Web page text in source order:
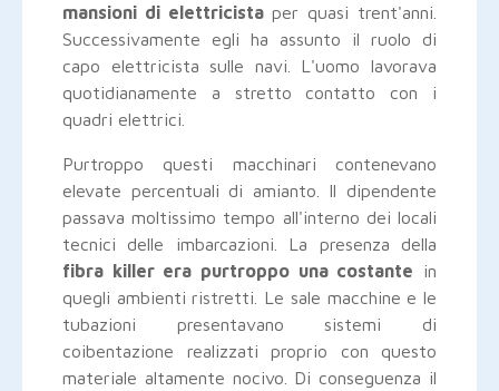
mansioni di elettricistaper quasi trent'anni.
Successivamente egli ha assunto il ruolo di
capo elettricista sulle navi. L'uomo lavorava
quotidianamente a stretto contatto con i
quadri elettrici.
Purtroppo questi macchinari contenevano
elevate percentuali di amianto. Il dipendente
passava moltissimo tempo all'interno dei locali
tecnici delle imbarcazioni. La presenza della
fibra killer era purtroppo una costante in
quegli ambienti ristretti. Le sale macchine e le
tubazioni presentavano sistemi di
coibentazione realizzati proprio con questo
materiale altamente nocivo. Di conseguenza il